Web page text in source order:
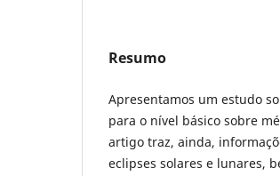
Resumo
Apresentamos um estudo
para o nível básico sobre
artigo traz, ainda,
eclipses solares e lunares,